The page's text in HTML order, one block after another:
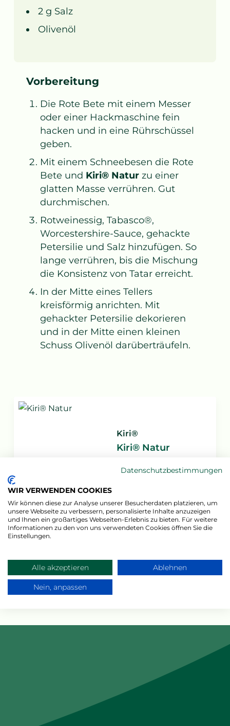
2 g Salz
Olivenöl
Vorbereitung
Die Rote Bete mit einem Messer
oder einer Hackmaschine fein
hacken und in eine Rührschüssel
geben.
Mit einem Schneebesen die Rote
Bete und Kiri® Naturzu einer
glatten Masse verrühren. Gut
durchmischen.
Rotweinessig, Tabasco®,
Worcestershire-Sauce, gehackte
Petersilie und Salz hinzufügen. So
lange verrühren, bis die Mischung
die Konsistenz von Tatar erreicht.
In der Mitte eines Tellers
kreisförmig anrichten. Mit
gehackter Petersilie dekorieren
und in der Mitte einen kleinen
Schuss Olivenöl darüberträufeln.
Kiri®
Kiri® Natur
Rezept-PDF herunterladen
Über WhatsApp teilen
ROTE-BETE-
Preparation time
20 minutes
Datenschutzbestimmungen
WIR VERWENDEN COOKIES
Wir können diese zur Analyse unserer Besucherdaten platzieren, um
unsere Webseite zu verbessern, personalisierte Inhalte anzuzeigen
und Ihnen ein großartiges Webseiten-Erlebnis zu bieten. Für weitere
Informationen zu den von uns verwendeten Cookies öffnen Sie die
Einstellungen.
Alle akzeptieren Ablehnen
Nein, anpassen